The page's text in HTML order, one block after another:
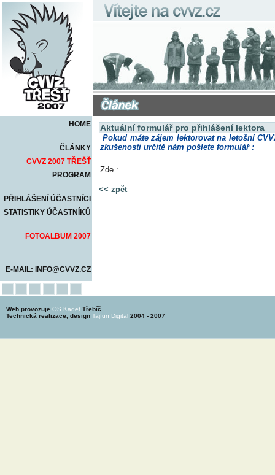
HOME
ČLÁNKY
CVVZ 2007 TŘEŠŤ
PROGRAM
PŘIHLÁŠENÍ ÚČASTNÍCI
STATISTIKY ÚČASTNÍKŮ
FOTOALBUM 2007
E-MAIL: INFO@CVVZ.CZ
Aktuální formulář pro přihlášení lektora
Pokud máte zájem lektorovat na letošní
zkušenosti určitě nám pošlete formulář :
Zde :
<< zpět
Web provozuje OS Kadet Třebíč
Technická realizace, design Tajfun Digital 2004 - 2007